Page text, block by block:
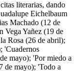
literarias, dando
Eichelbaum
Machado (12 de
Vega Yañez (19 de
Rosa (26 de abril);
'Cuadernos
mayo); 'Por miedo a
de mayo); 'Todo a